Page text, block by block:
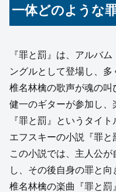
一体どのような
『罪と罰』は、アルバ
ングルとして登場し、多
椎名林檎の歌声が魂の
健一のギターが参加し、
『罪と罰』というタイ
エフスキーの小説『罪と
この小説では、主人公
し、その後自身の罪と向
椎名林檎の楽曲『罪と